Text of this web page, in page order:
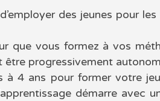
des jeunes pour
que vous formez à vos
progressivement
à 4 ans pour former votre
démarre avec